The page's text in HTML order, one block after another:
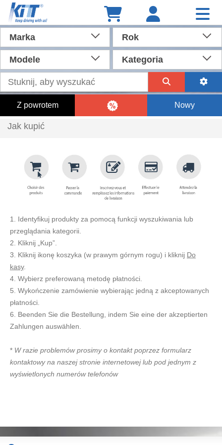
Marka Rok
Modele Kategoria
Z powrotem Nowy
Jak kupić
1. Identyfikuj produkty za pomocą funkcji wyszukiwania lub
przeglądania kategorii.
2. Kliknij „Kup”.
3. Kliknij ikonę koszyka (w prawym górnym rogu) i kliknij Do
kasy.
4. Wybierz preferowaną metodę płatności.
5. Wykończenie zamówienie wybierając jedną z akceptowanych
płatności.
6. Beenden Sie die Bestellung, indem Sie eine der akzeptierten
Zahlungen auswählen.
* W razie problemów prosimy o kontakt poprzez formularz
kontaktowy na naszej stronie internetowej lub pod jednym z
wyświetlonych numerów telefonów